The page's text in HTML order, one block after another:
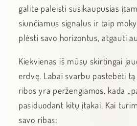
galite paleisti susikaupusias
siunčiamus signalus ir taip
plėsti savo horizontus, atgauti
Kiekvienas iš mūsų skirtingai
erdvę. Labai svarbu pastebėti
ribos yra peržengiamos, kada
pasiduodant kitų įtakai. Kai
savo ribas: